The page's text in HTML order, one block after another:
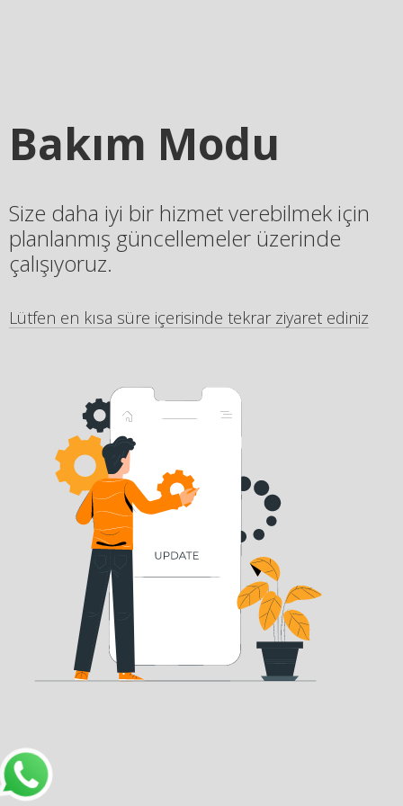
Bakım Modu
Size daha iyi bir hizmet verebilmek için
planlanmış güncellemeler üzerinde
çalışıyoruz.
Lütfen en kısa süre içerisinde tekrar ziyaret ediniz